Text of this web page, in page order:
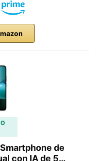
de
con IA de 5…